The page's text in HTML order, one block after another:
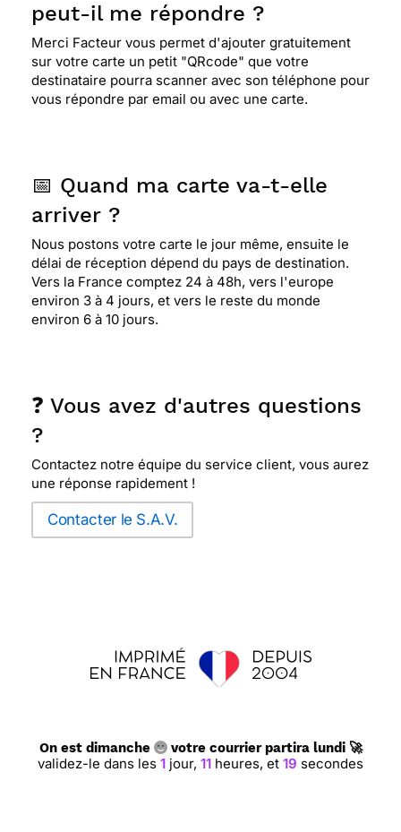
⭐⭐⭐⭐
Le 01/12/2017 : Parce qu'elle est sobre et
originale
⭐⭐⭐⭐
Le 24/05/2016 : C'est pour une personne
âgée et elle convient mieux que le reste des
propositions.. j'aurai aimé de jolies fleurs, mais
pas vu ...
⭐⭐⭐⭐ Le 21/04/2016 : Beau camaieu de bleu
⭐⭐⭐⭐
⭐⭐⭐⭐ Le 23/08/2015 : Carte très sobre
peut-il me répondre ?
Merci Facteur vous permet d'ajouter gratuitement
sur votre carte un petit "QRcode" que votre
destinataire pourra scanner avec son téléphone pour
vous répondre par email ou avec une carte.
📅 Quand ma carte va-t-elle
arriver ?
Nous postons votre carte le jour même, ensuite le
délai de réception dépend du pays de destination.
Vers la France comptez 24 à 48h, vers l'europe
environ 3 à 4 jours, et vers le reste du monde
environ 6 à 10 jours.
❓ Vous avez d'autres questions
?
Contactez notre équipe du service client, vous aurez
une réponse rapidement !
Contacter le S.A.V.
On est dimanche votre courrier partira lundi 🚀
validez-le dans les 1 jour, 11 heures, et 19 secondes